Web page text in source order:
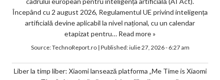
Începând cu 2 august 2026, Regulamentul UE privind inteligența
artificială devine aplicabil la nivel național, cu un calendar
etapizat pentru… Read more »
Source:TechnoReport.ro| Published:iulie 27, 2026 - 6:27 am
Liber la timp liber: Xiaomi lansează platforma „Me Time is Xiaomi